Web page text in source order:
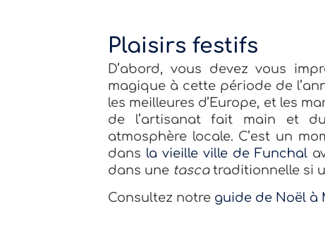
Plaisirs festifs
D’abord, vous devez vous
magique à cette période de
les meilleures d’Europe, et les
de l’artisanat fait main et
atmosphère locale. C’est un
dans la vieille ville de Funchal
dans une tasca traditionnelle si
Consultez notre guide de Noël à